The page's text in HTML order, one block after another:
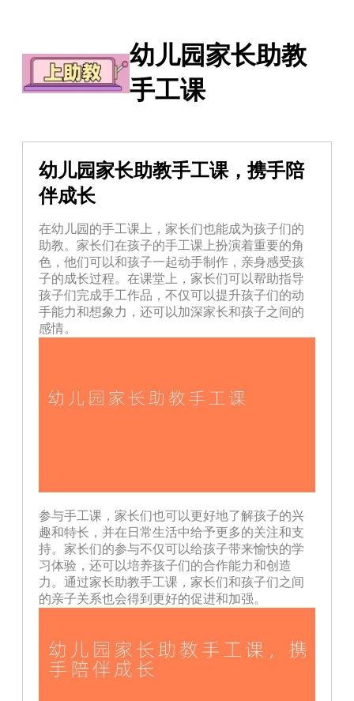
幼儿园家长助教
手工课
幼儿园家长助教手工课，携手陪
伴成长
在幼儿园的手工课上，家长们也能成为孩子们的
助教。家长们在孩子的手工课上扮演着重要的角
色，他们可以和孩子一起动手制作，亲身感受孩
子的成长过程。在课堂上，家长们可以帮助指导
孩子们完成手工作品，不仅可以提升孩子们的动
手能力和想象力，还可以加深家长和孩子之间的
感情。
参与手工课，家长们也可以更好地了解孩子的兴
趣和特长，并在日常生活中给予更多的关注和支
持。家长们的参与不仅可以给孩子带来愉快的学
习体验，还可以培养孩子们的合作能力和创造
力。通过家长助教手工课，家长们和孩子们之间
的亲子关系也会得到更好的促进和加强。